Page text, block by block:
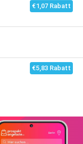
€1,07 Rabatt
€5,83 Rabatt